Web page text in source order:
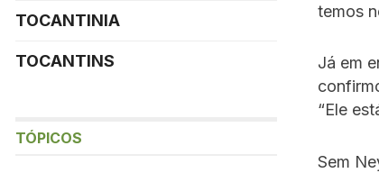
temos
Já em
“Ele
Sem
TOCANTINIA
TOCANTINS
TÓPICOS